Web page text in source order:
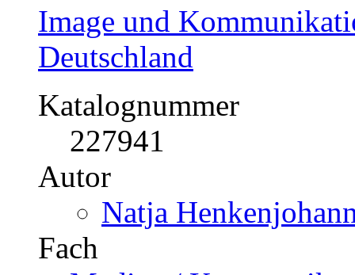
Kategorie
Bachelorarbeit, 2004
Preis
US$ 83,99
Geschickt platziert: